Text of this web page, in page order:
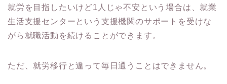
就労を目指したいけど1人じゃ不安という場合は、就業
生活支援センターという支援機関のサポートを受けな
がら就職活動を続けることができます。
ただ、就労移行と違って毎日通うことはできません。